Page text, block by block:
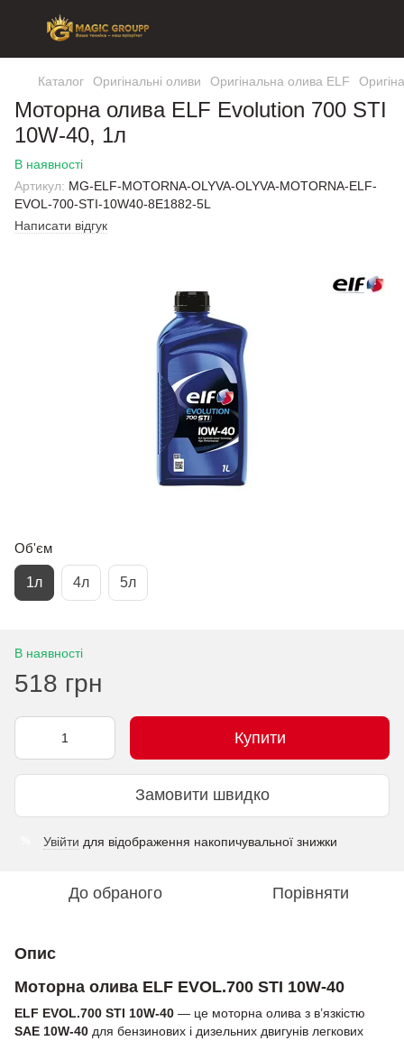
Каталог Оригінальні оливи Оригінальна олива ELF
Моторна олива ELF Evolution 700 STI
10W-40, 1л
В наявності
Артикул: MG-ELF-MOTORNA-OLYVA-OLYVA-MOTORNA-ELF-
EVOL-700-STI-10W40-8E1882-5L
Написати відгук
Об'єм
1л 4л 5л
В наявності
518 грн
Купити
Замовити швидко
Увійти для відображення накопичувальної знижки
До обраного Порівняти
Опис
Моторна олива ELF EVOL.700 STI 10W-40
ELF EVOL.700 STI 10W-40 — це моторна олива з в’язкістю
SAE 10W-40 для бензинових і дизельних двигунів легкових